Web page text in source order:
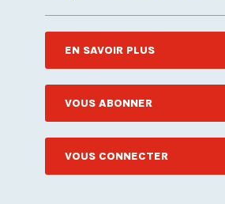
EN SAVOIR PLUS
VOUS ABONNER
VOUS CONNECTER